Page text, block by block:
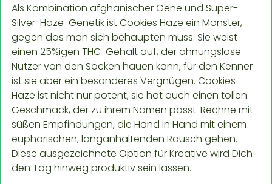
Als Kombination afghanischer Gene und Super-
Silver-Haze-Genetik ist Cookies Haze ein Monster,
gegen das man sich behaupten muss. Sie weist
einen 25%igen THC-Gehalt auf, der ahnungslose
Nutzer von den Socken hauen kann, für den Kenner
ist sie aber ein besonderes Vergnügen. Cookies
Haze ist nicht nur potent, sie hat auch einen tollen
Geschmack, der zu ihrem Namen passt. Rechne mit
süßen Empfindungen, die Hand in Hand mit einem
euphorischen, langanhaltenden Rausch gehen.
Diese ausgezeichnete Option für Kreative wird Dich
den Tag hinweg produktiv sein lassen.